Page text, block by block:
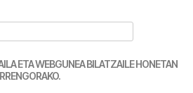
ETA WEBGUNEA BILATZAILE HONETAN